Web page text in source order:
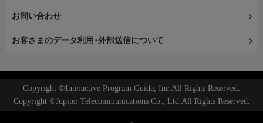
お問い合わせ
お客さまのデータ利用･外部送信について
Copyright ©Interactive Program Guide, Inc.All Rights Reserved.
Copyright ©Jupiter Telecommunications Co., Ltd.All Rights Reserved.